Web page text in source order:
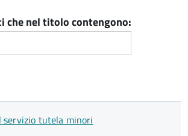
che nel titolo contengono:
servizio tutela minori